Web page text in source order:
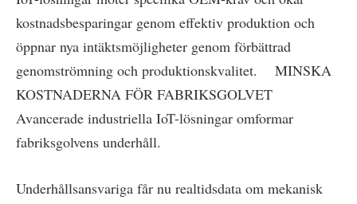
kostnadsbesparingar genom effektiv produktion och
öppnar nya intäktsmöjligheter genom förbättrad
genomströmning och produktionskvalitet. MINSKA
KOSTNADERNA FÖR FABRIKSGOLVET
Avancerade industriella IoT-lösningar omformar
fabriksgolvens underhåll.
Underhållsansvariga får nu realtidsdata om mekanisk